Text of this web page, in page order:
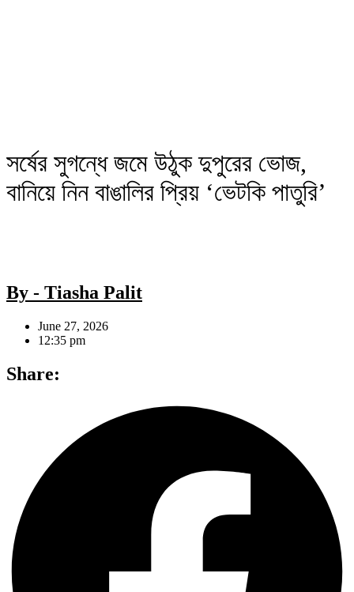
সর্ষের সুগন্ধে জমে উঠুক দুপুরের ভোজ,
বানিয়ে নিন বাঙালির প্রিয় ‘ভেটকি পাতুরি’
By - Tiasha Palit
June 27, 2026
12:35 pm
Share: